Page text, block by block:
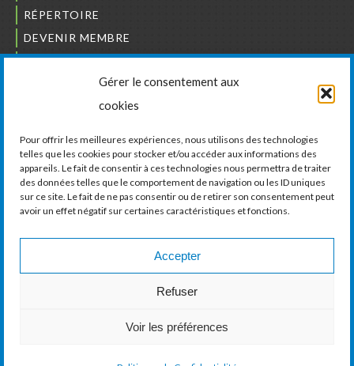
Gérer le consentement aux
cookies
Pour offrir les meilleures expériences, nous utilisons des technologies
telles que les cookies pour stocker et/ou accéder aux informations des
appareils. Le fait de consentir à ces technologies nous permettra de traiter
des données telles que le comportement de navigation ou les ID uniques
sur ce site. Le fait de ne pas consentir ou de retirer son consentement peut
avoir un effet négatif sur certaines caractéristiques et fonctions.
Accepter
Refuser
Voir les préférences
RÉPERTOIRE
DEVENIR MEMBRE
NOUS JOINDRE
L’ORDRE DES BÂTISSEURS
LA CHAMBRE DE COMMERCE ET D’INDUSTRIE
DE VAUDREUIL-SOULANGES
11, boul. de la Cité-des-Jeunes, Suite 201